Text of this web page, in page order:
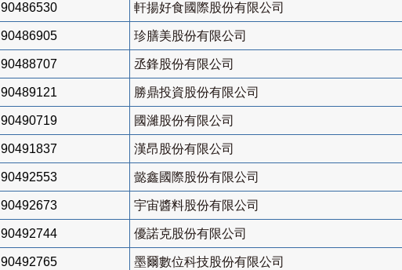
90486530 軒揚好食國際股份有限公司
90486905 珍膳美股份有限公司
90488707 丞鋒股份有限公司
90489121 勝鼎投資股份有限公司
90490719 國濰股份有限公司
90491837 漢昂股份有限公司
90492553 懿鑫國際股份有限公司
90492673 宇宙醬料股份有限公司
90492744 優諾克股份有限公司
90492765 墨爾數位科技股份有限公司